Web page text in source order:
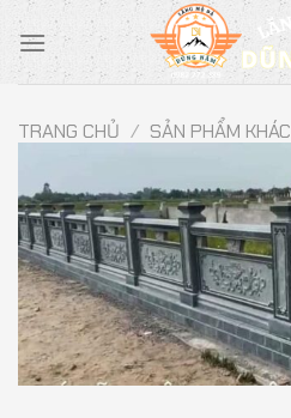
Chuyển
đến
nội
TRANG CHỦ / SẢN PHẨM KHÁC